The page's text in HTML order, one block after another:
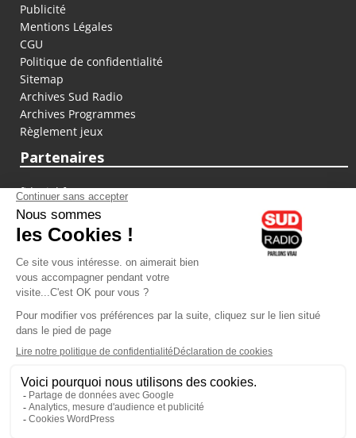
Publicité
Mentions Légales
CGU
Politique de confidentialité
Sitemap
Archives Sud Radio
Archives Programmes
Règlement jeux
Partenaires
fiducial.fr
lyoncapitale.fr
olympique-et-lyonnais.com
L'application Iphone / Android
Téléchargez l'application
Les cookies
Gestion des cookies
Crédit photos : ©Sud Radio / Pierre Olivier